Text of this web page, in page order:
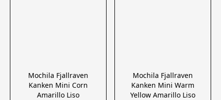
Mochila Fjallraven
Kanken Mini Corn
Amarillo Liso
Mochila Fjallraven
Kanken Mini Warm
Yellow Amarillo Liso